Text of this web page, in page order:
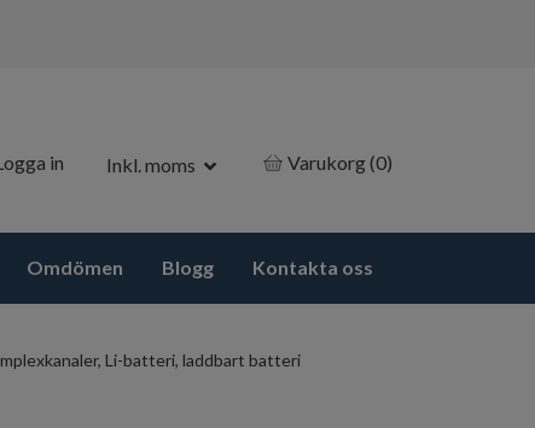
in Inkl. moms Varukorg(0)
Omdömen Blogg Kontakta oss
Li-batteri, laddbart batteri